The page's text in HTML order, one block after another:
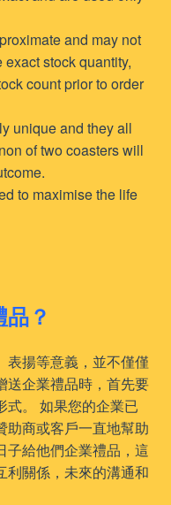
and may not
stock quantity,
count prior to order
unique and they all
of two coasters will
to maximise the life
？
表揚等意義，並不僅僅
送企業禮品時，首先要
式。 如果您的企業已
助商或客戶一直地幫助
子給他們企業禮品，這
利關係，未來的溝通和